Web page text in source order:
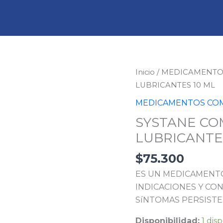
Inicio /
LUBRICANTES 10 ML
MEDICAMENTOS
SYSTANE
$75.300
ES UN
INDICACIONES Y
SíNTOMAS
Disponibilidad: 1
SYSTANE
COMPLETE
GOTAS
10
ML